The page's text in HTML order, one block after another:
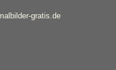
gratis.de